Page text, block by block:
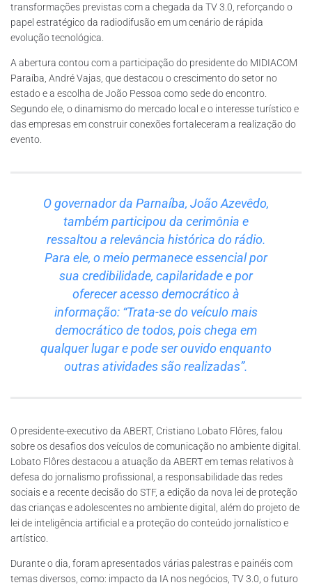
transformações previstas com a chegada da TV 3.0, reforçando o
papel estratégico da radiodifusão em um cenário de rápida
evolução tecnológica.
A abertura contou com a participação do presidente do MIDIACOM
Paraíba, André Vajas, que destacou o crescimento do setor no
estado e a escolha de João Pessoa como sede do encontro.
Segundo ele, o dinamismo do mercado local e o interesse turístico e
das empresas em construir conexões fortaleceram a realização do
evento.
O governador da Parnaíba, João Azevêdo,
também participou da cerimônia e
ressaltou a relevância histórica do rádio.
Para ele, o meio permanece essencial por
sua credibilidade, capilaridade e por
oferecer acesso democrático à
informação: “Trata-se do veículo mais
democrático de todos, pois chega em
qualquer lugar e pode ser ouvido enquanto
outras atividades são realizadas”.
O presidente-executivo da ABERT, Cristiano Lobato Flôres, falou
sobre os desafios dos veículos de comunicação no ambiente digital.
Lobato Flôres destacou a atuação da ABERT em temas relativos à
defesa do jornalismo profissional, a responsabilidade das redes
sociais e a recente decisão do STF, a edição da nova lei de proteção
das crianças e adolescentes no ambiente digital, além do projeto de
lei de inteligência artificial e a proteção do conteúdo jornalístico e
artístico.
Durante o dia, foram apresentados várias palestras e painéis com
temas diversos, como: impacto da IA nos negócios, TV 3.0, o futuro